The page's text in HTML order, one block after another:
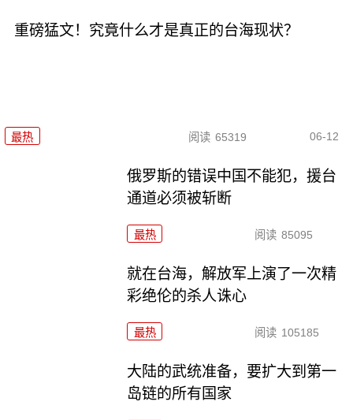
重磅猛文！究竟什么才是真正的台海现状？
最热 阅读 65319 06-12
俄罗斯的错误中国不能犯，援台
通道必须被斩断
最热 阅读 85095
就在台海，解放军上演了一次精
彩绝伦的杀人诛心
最热 阅读 105185
大陆的武统准备，要扩大到第一
岛链的所有国家